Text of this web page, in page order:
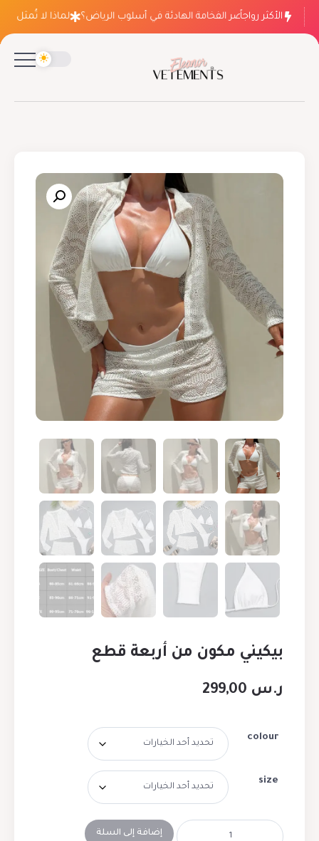
الأكثر رواجاً
لماذا ينتصر الفخامة الهادئة في أسلوب الرياض؟ لماذا لا تُمثل
بيكيني مكون من أربعة قطع
ر.س
colour
size
إضافة إلى السلة